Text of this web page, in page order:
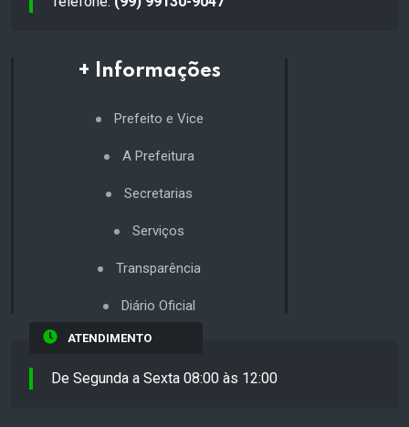
+ Informações
Prefeito e Vice
A Prefeitura
Secretarias
Serviços
Transparência
Diário Oficial
ATENDIMENTO
De Segunda a Sexta 08:00 às 12:00